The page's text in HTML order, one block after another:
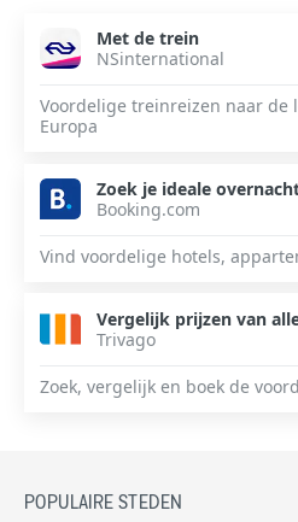
Met de trein
NSinternational
Voordelige treinreizen naar de
Europa
Zoek je ideale
Booking.com
Vind voordelige hotels,
Vergelijk prijzen van
Trivago
Zoek, vergelijk en boek de
POPULAIRE STEDEN